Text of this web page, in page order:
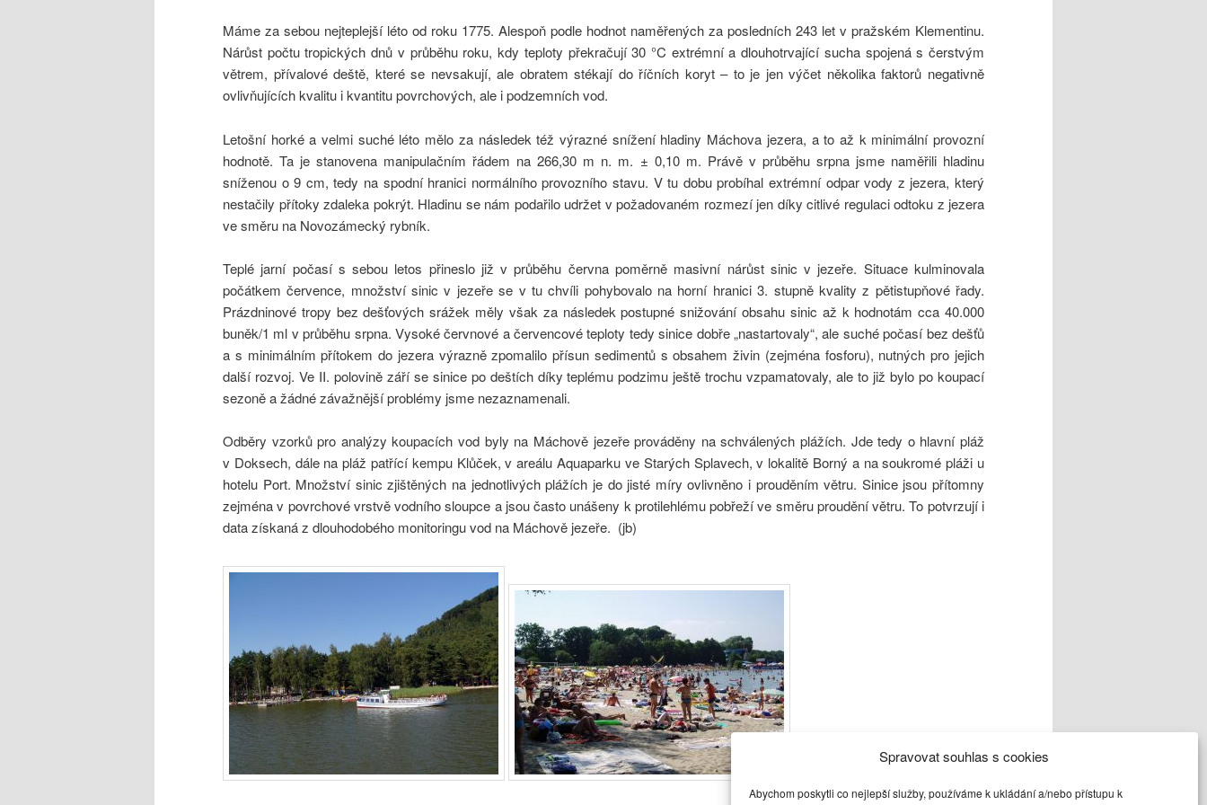
Spravovat souhlas s cookies
Abychom poskytli co nejlepší služby, používáme k ukládání a/nebo přístupu k
Máme za sebou nejteplejší léto od roku 1775. Alespoň podle hodnot naměřených za posledních 243 let v pražském Klementinu.
Nárůst počtu tropických dnů v průběhu roku, kdy teploty překračují 30 °C extrémní a dlouhotrvající sucha spojená s čerstvým
větrem, přívalové deště, které se nevsakují, ale obratem stékají do říčních koryt – to je jen výčet několika faktorů negativně
ovlivňujících kvalitu i kvantitu povrchových, ale i podzemních vod.
Letošní horké a velmi suché léto mělo za následek též výrazné snížení hladiny Máchova jezera, a to až k minimální provozní
hodnotě. Ta je stanovena manipulačním řádem na 266,30 m n. m. ± 0,10 m. Právě v průběhu srpna jsme naměřili hladinu
sníženou o 9 cm, tedy na spodní hranici normálního provozního stavu. V tu dobu probíhal extrémní odpar vody z jezera, který
nestačily přítoky zdaleka pokrýt. Hladinu se nám podařilo udržet v požadovaném rozmezí jen díky citlivé regulaci odtoku z jezera
ve směru na Novozámecký rybník.
Teplé jarní počasí s sebou letos přineslo již v průběhu června poměrně masivní nárůst sinic v jezeře. Situace kulminovala
počátkem července, množství sinic v jezeře se v tu chvíli pohybovalo na horní hranici 3. stupně kvality z pětistupňové řady.
Prázdninové tropy bez dešťových srážek měly však za následek postupné snižování obsahu sinic až k hodnotám cca 40.000
buněk/1 ml v průběhu srpna. Vysoké červnové a červencové teploty tedy sinice dobře „nastartovaly“, ale suché počasí bez dešťů
a s minimálním přítokem do jezera výrazně zpomalilo přísun sedimentů s obsahem živin (zejména fosforu), nutných pro jejich
další rozvoj. Ve II. polovině září se sinice po deštích díky teplému podzimu ještě trochu vzpamatovaly, ale to již bylo po koupací
sezoně a žádné závažnější problémy jsme nezaznamenali.
Odběry vzorků pro analýzy koupacích vod byly na Máchově jezeře prováděny na schválených plážích. Jde tedy o hlavní pláž
v Doksech, dále na pláž patřící kempu Klůček, v areálu Aquaparku ve Starých Splavech, v lokalitě Borný a na soukromé pláži u
hotelu Port. Množství sinic zjištěných na jednotlivých plážích je do jisté míry ovlivněno i prouděním větru. Sinice jsou přítomny
zejména v povrchové vrstvě vodního sloupce a jsou často unášeny k protilehlému pobřeží ve směru proudění větru. To potvrzují i
data získaná z dlouhodobého monitoringu vod na Máchově jezeře. (jb)